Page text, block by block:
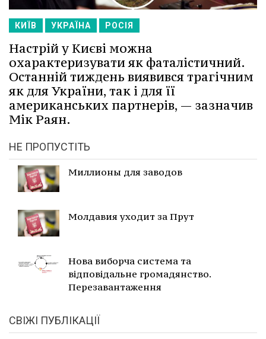
КИЇВ УКРАЇНА РОСІЯ
Настрій у Києві можна
охарактеризувати як фаталістичний.
Останній тиждень виявився трагічним
як для України, так і для її
американських партнерів, — зазначив
Мік Раян.
НЕ ПРОПУСТІТЬ
Миллионы для заводов
Молдавия уходит за Прут
Нова виборча система та
відповідальне громадянство.
Перезавантаження
СВІЖІ ПУБЛІКАЦІЇ